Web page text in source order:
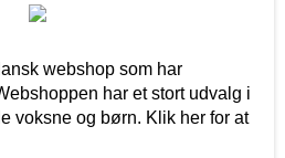
webshop som har
har et stort udvalg i
voksne og børn. Klik her for at